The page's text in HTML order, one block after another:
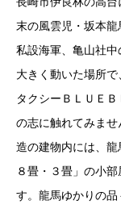
末の風雲児・坂本
私設海軍、亀山社
大きく動いた場所
タクシーＢＬＵＥ
の志に触れてみま
造の建物内には、龍
８畳・３畳」の小
す。龍馬ゆかりの品